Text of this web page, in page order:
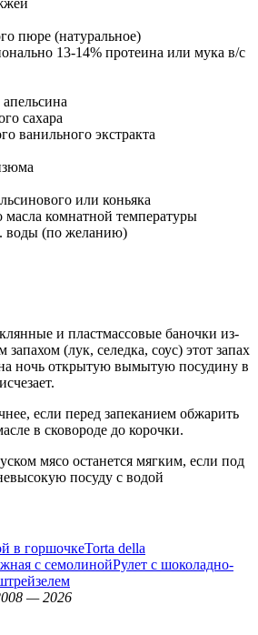
пюре (натуральное)
13-14% протеина или мука в/с
сахара
ванильного экстракта
или коньяка
масла комнатной температуры
воды (по желанию)
и пластмассовые баночки из-
запахом (лук, селедка, соус) этот запах
ночь открытую вымытую посудину в
если перед запеканием обжарить
в сковороде до корочки.
мясо останется мягким, если под
посуду с водой
в горшочкеTorta della
с семолинойРулет с шоколадно-
— 2026